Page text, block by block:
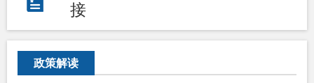
接
政策解读